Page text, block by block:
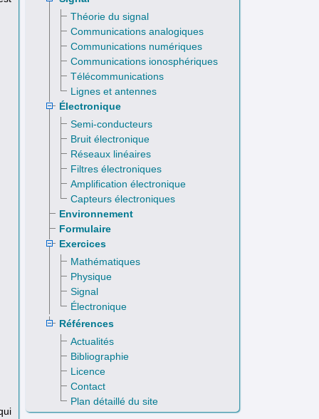
Théorie du signal
Communications analogiques
Communications numériques
Communications ionosphériques
Télécommunications
Lignes et antennes
Électronique
Semi-conducteurs
Bruit électronique
Réseaux linéaires
Filtres électroniques
Amplification électronique
Capteurs électroniques
Environnement
Formulaire
Exercices
Mathématiques
Physique
Signal
Électronique
Références
Actualités
Bibliographie
Licence
Contact
Plan détaillé du site